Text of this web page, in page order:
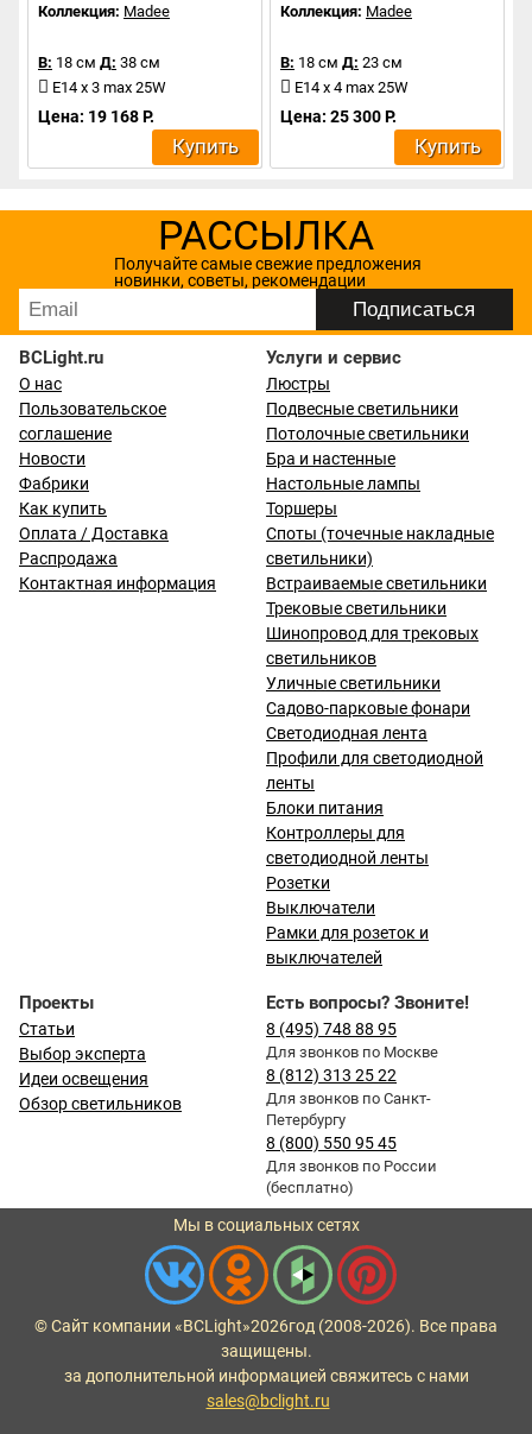
Коллекция: Madee
В: 18 см Д: 38 см
Е14 x 3 max 25W
Цена: 19 168 Р.
Купить
Коллекция: Madee
В: 18 см Д: 23 см
Е14 x 4 max 25W
Цена: 25 300 Р.
Купить
РАССЫЛКА
Получайте самые свежие предложения
новинки, советы, рекомендации
BCLight.ru
О нас
Пользовательское
соглашение
Новости
Фабрики
Как купить
Оплата / Доставка
Распродажа
Контактная информация
Услуги и сервис
Люстры
Подвесные светильники
Потолочные светильники
Бра и настенные
Настольные лампы
Торшеры
Споты (точечные накладные
светильники)
Встраиваемые светильники
Трековые светильники
Шинопровод для трековых
светильников
Уличные светильники
Садово-парковые фонари
Светодиодная лента
Профили для светодиодной
ленты
Блоки питания
Контроллеры для
светодиодной ленты
Розетки
Выключатели
Рамки для розеток и
выключателей
Проекты
Статьи
Выбор эксперта
Идеи освещения
Обзор светильников
Есть вопросы? Звоните!
8 (495) 748 88 95
Для звонков по Москве
8 (812) 313 25 22
Для звонков по Санкт-
Петербургу
8 (800) 550 95 45
Для звонков по России
(бесплатно)
Мы в социальных сетях
© Сайт компании «BCLight»2026год (2008-2026). Все права
защищены.
за дополнительной информацией свяжитесь с нами
sales@bclight.ru